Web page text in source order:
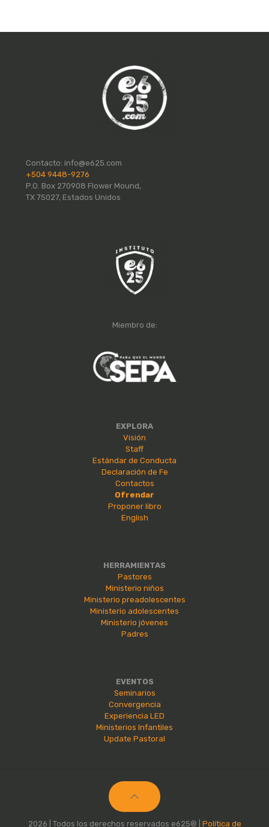
Contacto: info@e625.com
+504 9448-9276
P.O. Box 270908 Flower Mound,
TX 75027, Estados Unidos
Miembro de:
EXPLORA
Visión
Staff
Estándar de Conducta
Declaración de Fe
Contactos
Ofrendar
Proponer libro
English
HERRAMIENTAS
Pastores
Ministerio niños
Ministerio preadolescentes
Ministerio adolescentes
Ministerio jóvenes
Padres
EVENTOS
Seminarios
Convergencia
Experiencia LED
Ministerios Infantiles
Update Pastoral
2026 | Todos los derechos reservados e625® | Política de